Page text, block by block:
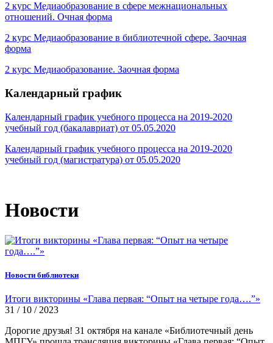
2 курс Медиаобразование в сфере межнациональных
отношений. Очная форма
2 курс Медиаобразование в библиотечной сфере. Заочная
форма
2 курс Медиаобразование. Заочная форма
Календарный график
Календарный график учебного процесса на 2019-2020
учебный год (бакалавриат) от 05.05.2020
Календарный график учебного процесса на 2019-2020
учебный год (магистратура) от 05.05.2020
Новости
Новости библиотеки
Итоги викторины «Глава первая: “Опыт на четыре года….”»
31 / 10 / 2023
Дорогие друзья! 31 октября на канале «Библиотечный день